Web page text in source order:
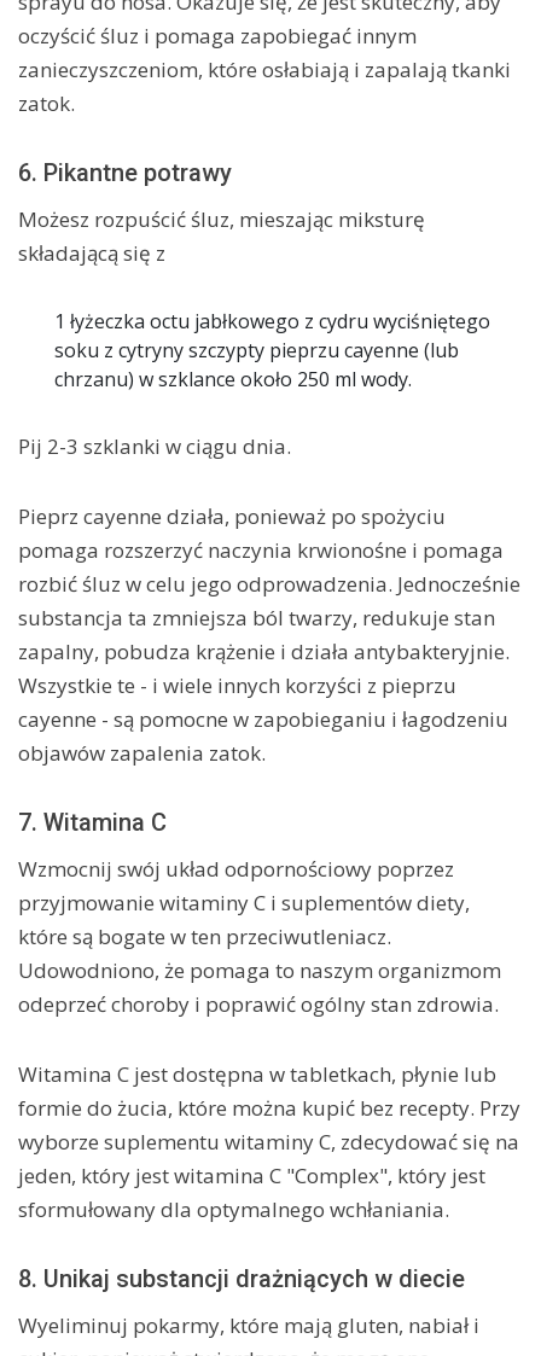
oczyścić śluz i pomaga zapobiegać innym
zanieczyszczeniom, które osłabiają i zapalają tkanki
zatok.
6. Pikantne potrawy
Możesz rozpuścić śluz, mieszając miksturę
składającą się z
1 łyżeczka octu jabłkowego z cydru wyciśniętego
soku z cytryny szczypty pieprzu cayenne (lub
chrzanu) w szklance około 250 ml wody.
Pij 2-3 szklanki w ciągu dnia.
Pieprz cayenne działa, ponieważ po spożyciu
pomaga rozszerzyć naczynia krwionośne i pomaga
rozbić śluz w celu jego odprowadzenia. Jednocześnie
substancja ta zmniejsza ból twarzy, redukuje stan
zapalny, pobudza krążenie i działa antybakteryjnie.
Wszystkie te - i wiele innych korzyści z pieprzu
cayenne - są pomocne w zapobieganiu i łagodzeniu
objawów zapalenia zatok.
7. Witamina C
Wzmocnij swój układ odpornościowy poprzez
przyjmowanie witaminy C i suplementów diety,
które są bogate w ten przeciwutleniacz.
Udowodniono, że pomaga to naszym organizmom
odeprzeć choroby i poprawić ogólny stan zdrowia.
Witamina C jest dostępna w tabletkach, płynie lub
formie do żucia, które można kupić bez recepty. Przy
wyborze suplementu witaminy C, zdecydować się na
jeden, który jest witamina C "Complex", który jest
sformułowany dla optymalnego wchłaniania.
8. Unikaj substancji drażniących w diecie
Wyeliminuj pokarmy, które mają gluten, nabiał i